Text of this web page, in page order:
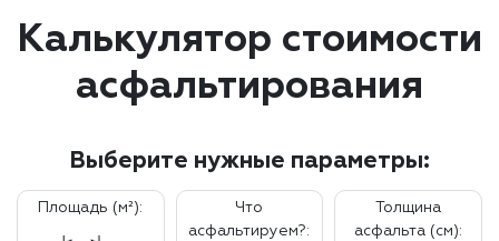
Калькулятор стоимости
асфальтирования
Выберите нужные параметры:
Площадь (м²):
Что
асфальтируем?:
Толщина
асфальта (см):